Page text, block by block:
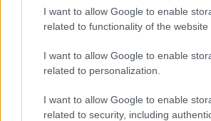
I want to allow Google to enable
related to functionality of the website
I want to allow Google to enable
related to personalization.
I want to allow Google to enable
related to security, including
θα μας ξεσηκώνει live.